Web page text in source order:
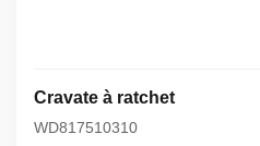
Cravate à ratchet
WD817510310